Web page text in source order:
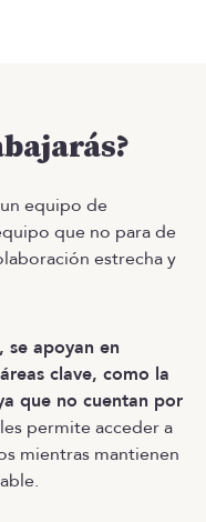
equipo de
que no para de
estrecha y
se apoyan en
clave, como la
que no cuentan por
permite acceder a
mientras mantienen